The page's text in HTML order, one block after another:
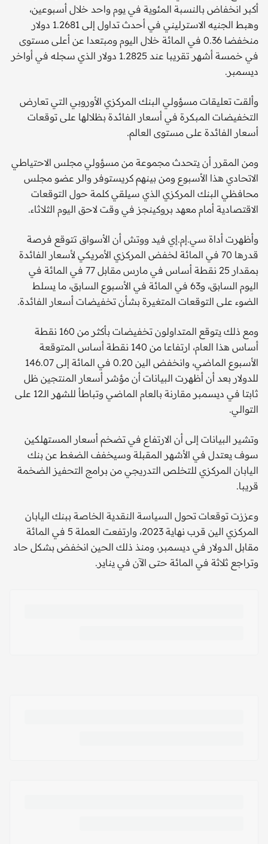
أكبر انخفاض بالنسبة المئوية في يوم واحد خلال أسبوعين،
وهبط الجنيه الاسترليني في أحدث تداول إلى 1.2681 دولار
منخفضا 0.36 في المائة خلال اليوم ومبتعدا عن أعلى مستوى
في خمسة أشهر تقريبا عند 1.2825 دولار الذي سجله في أواخر
ديسمبر.
وألقت تعليقات مسؤولي البنك المركزي الأوروبي التي تعارض
التخفيضات المبكرة في أسعار الفائدة بظلالها على توقعات
أسعار الفائدة على مستوى العالم.
ومن المقرر أن يتحدث مجموعة من مسؤولي مجلس الاحتياطي
الاتحادي هذا الأسبوع ومن بينهم كريستوفر والر عضو مجلس
محافظي البنك المركزي الذي سيلقي كلمة حول التوقعات
الاقتصادية أمام معهد بروكينجز في وقت لاحق اليوم الثلاثاء.
وأظهرت أداة سي.إم.إي فيد ووتش أن الأسواق تتوقع فرصة
قدرها 70 في المائة لخفض المركزي الأمريكي لأسعار الفائدة
بمقدار 25 نقطة أساس في مارس مقابل 77 في المائة في
اليوم السابق، و63 في المائة في الأسبوع السابق، ما يسلط
الضوء على التوقعات المتغيرة بشأن تخفيضات أسعار الفائدة.
ومع ذلك يتوقع المتداولون تخفيضات بأكثر من 160 نقطة
أساس هذا العام، ارتفاعا من 140 نقطة أساس المتوقعة
الأسبوع الماضي، وانخفض الين 0.20 في المائة إلى 146.07
للدولار بعد أن أظهرت البيانات أن مؤشر أسعار المنتجين ظل
ثابتا في ديسمبر مقارنة بالعام الماضي وتباطأ للشهر الـ12 على
التوالي.
وتشير البيانات إلى أن الارتفاع في تضخم أسعار المستهلكين
سوف يعتدل في الأشهر المقبلة وسيخفف الضغط عن بنك
اليابان المركزي للتخلص التدريجي من برامج التحفيز الضخمة
قريبا.
وعززت توقعات تحول السياسة النقدية الخاصة ببنك اليابان
المركزي الين قرب نهاية 2023، وارتفعت العملة 5 في المائة
مقابل الدولار في ديسمبر، ومنذ ذلك الحين انخفض بشكل حاد
وتراجع ثلاثة في المائة حتى الآن في يناير.